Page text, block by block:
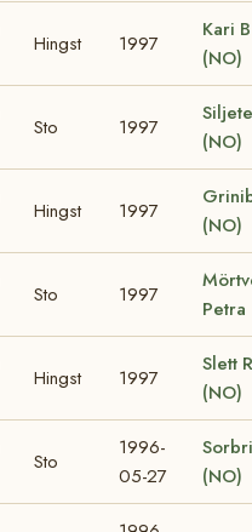
Hingst 1997
Kari
(NO)
Sto 1997
(NO)
Hingst 1997
(NO)
Sto 1997
Petra
Hingst 1997
Slett
(NO)
Sto
1996-
05-27
(NO)